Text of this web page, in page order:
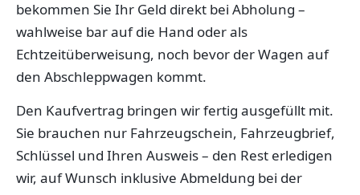
bekommen Sie Ihr Geld direkt bei Abholung –
wahlweise bar auf die Hand oder als
Echtzeitüberweisung, noch bevor der Wagen auf
den Abschleppwagen kommt.
Den Kaufvertrag bringen wir fertig ausgefüllt mit.
Sie brauchen nur Fahrzeugschein, Fahrzeugbrief,
Schlüssel und Ihren Ausweis – den Rest erledigen
wir, auf Wunsch inklusive Abmeldung bei der